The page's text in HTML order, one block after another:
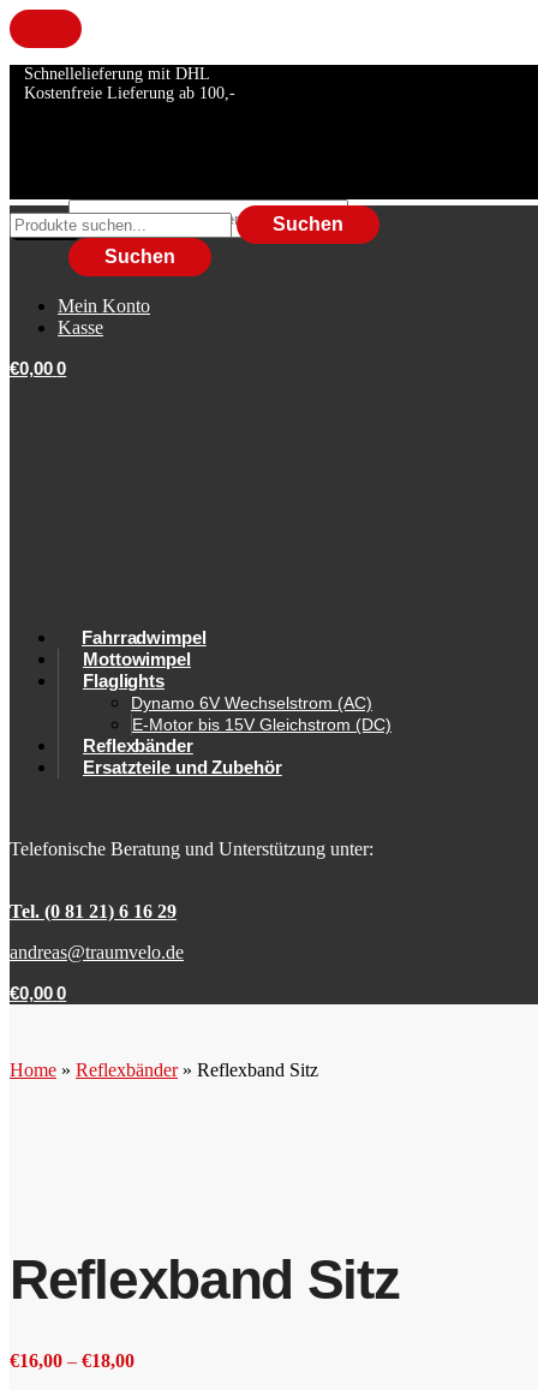
navigation
content
Schnellelieferung mit DHL
Kostenfreie Lieferung ab 100,-
Suche
nach:
Suchen
Mein Konto
Kasse
€0,00 0
Suche
nach:
Suchen
Fahrradwimpel
Mottowimpel
Flaglights
Dynamo 6V Wechselstrom (AC)
E-Motor bis 15V Gleichstrom (DC)
Reflexbänder
Ersatzteile und Zubehör
Telefonische Beratung und Unterstützung unter:
Tel. (0 81 21) 6 16 29
andreas@traumvelo.de
€0,00 0
Home » Reflexbänder» Reflexband Sitz
Reflexband Sitz
€16,00 – €18,00Preisspanne: